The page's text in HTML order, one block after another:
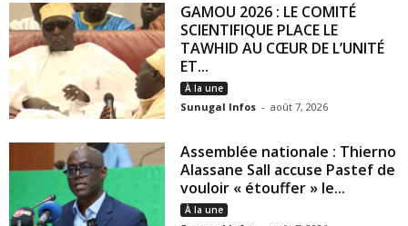
GAMOU 2026 : LE COMITÉ
SCIENTIFIQUE PLACE LE
TAWHID AU CŒUR DE L’UNITÉ
ET...
À la une
Sunugal Infos - août 7, 2026
Assemblée nationale : Thierno
Alassane Sall accuse Pastef de
vouloir « étouffer » le...
À la une